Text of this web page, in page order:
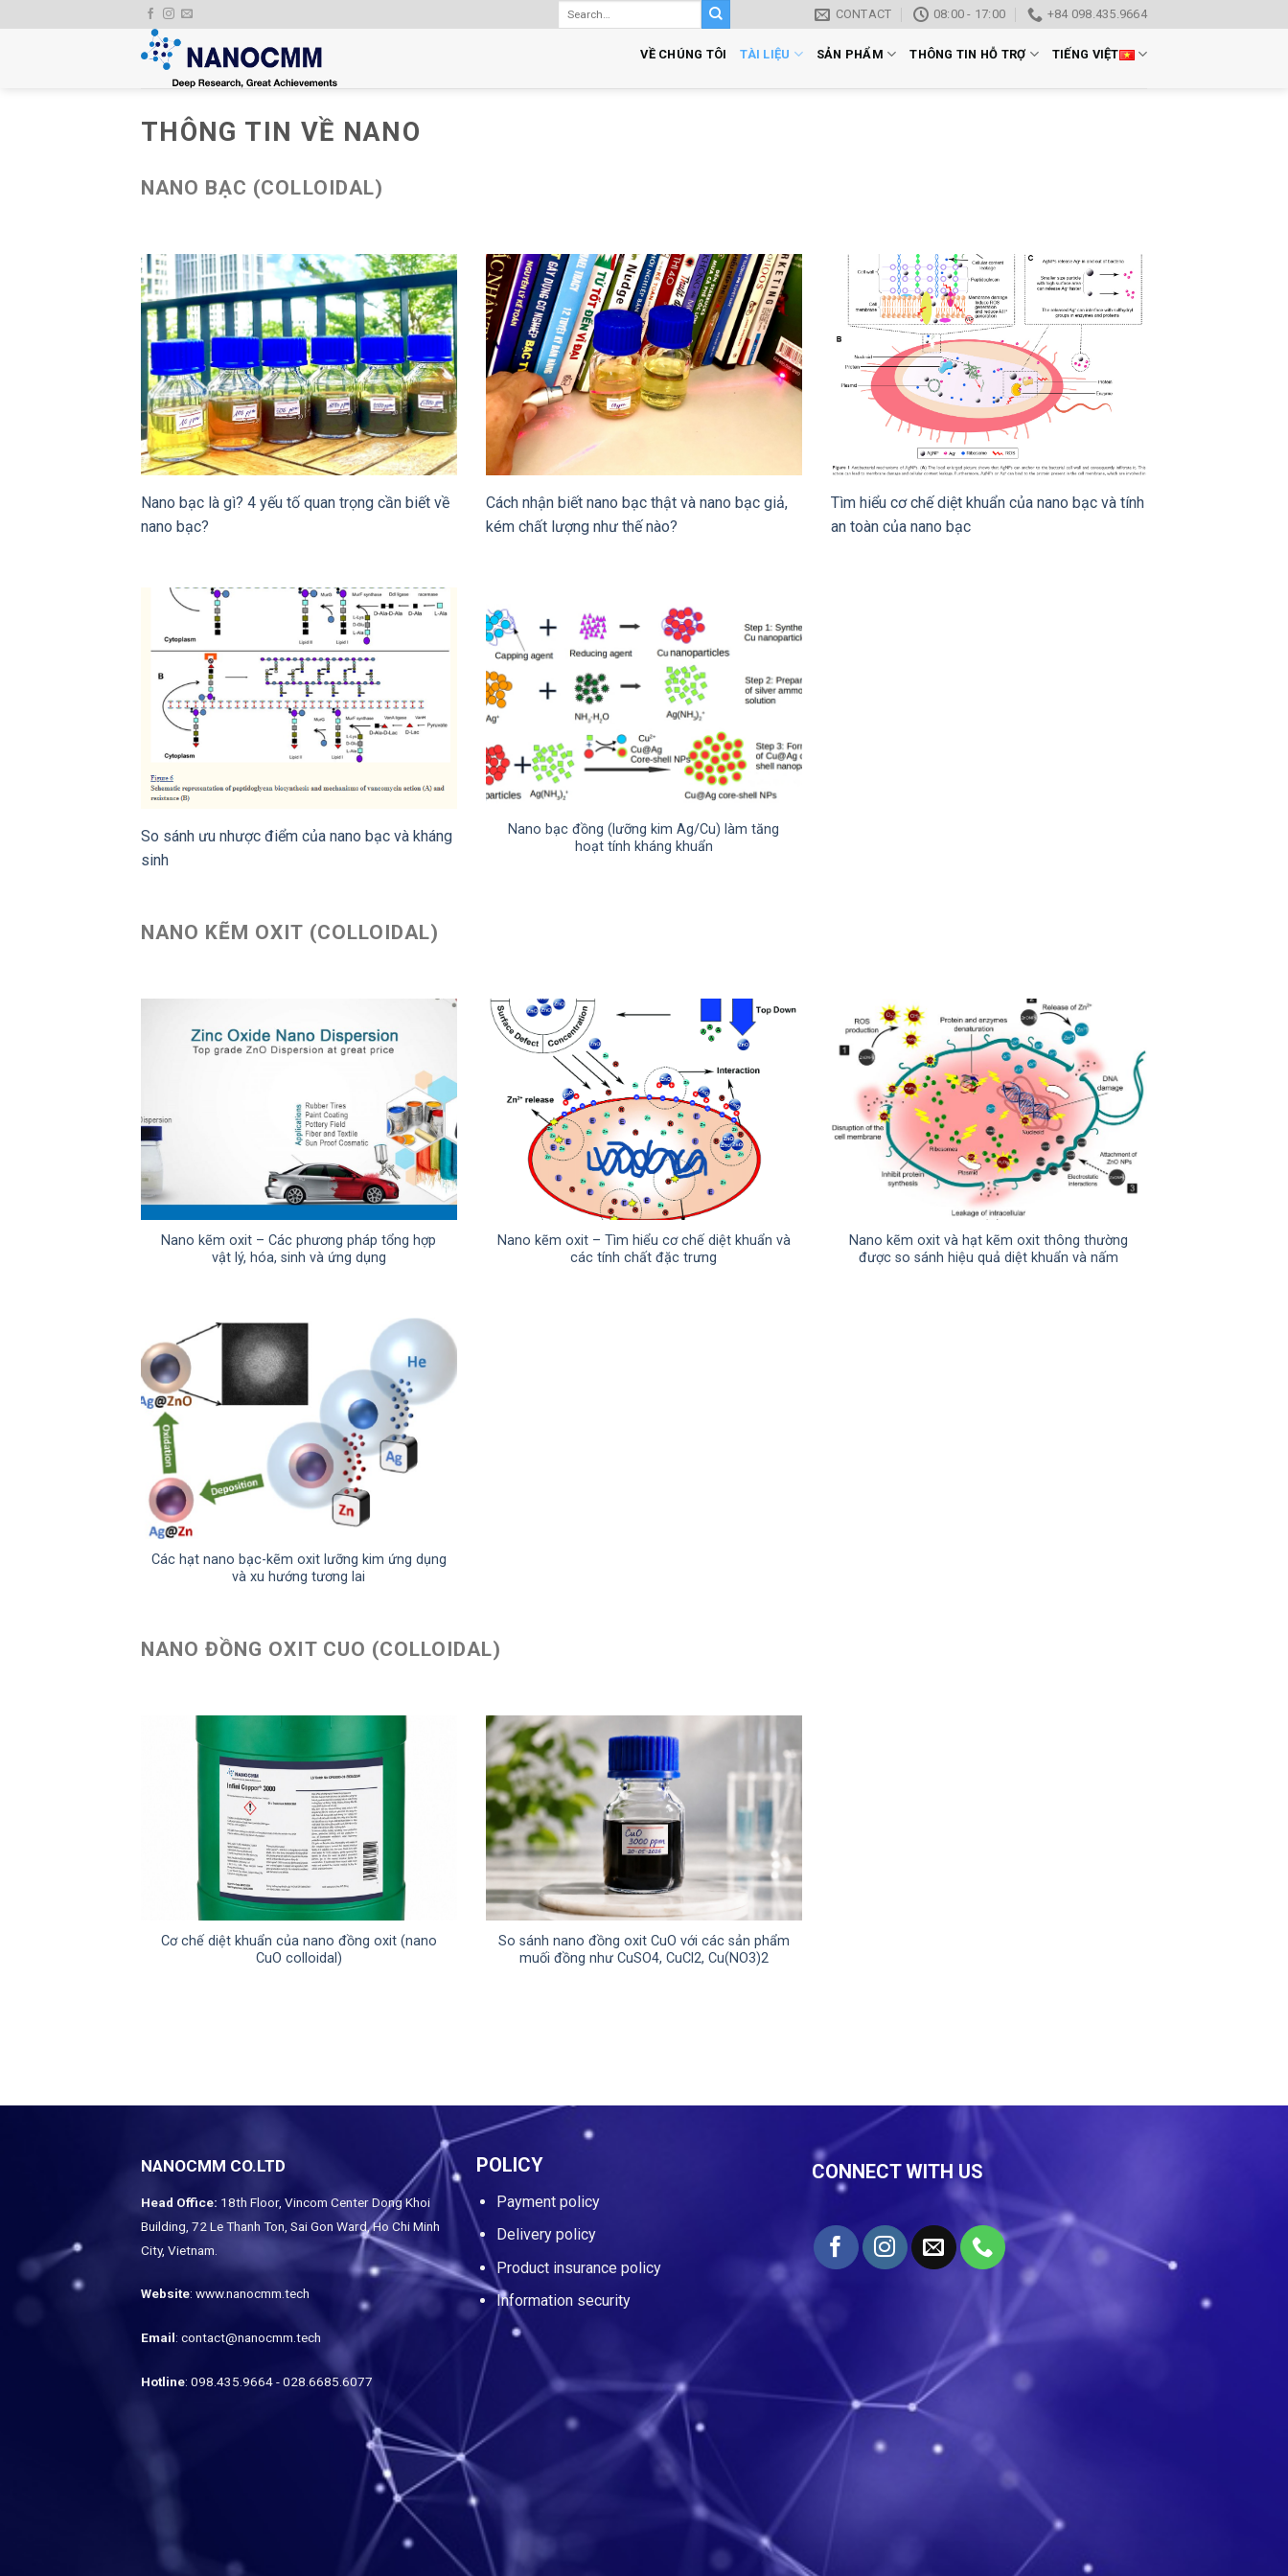
to
CONTACT 08:00 - 17:00 +84 098.435.9664
VỀ CHÚNG TÔI TÀI LIỆU SẢN PHẨM THÔNG TIN HỖ TRỢ TIẾNG VIỆT
THÔNG TIN VỀ NANO
NANO BẠC (COLLOIDAL)
Nano bạc là gì? 4 yếu tố quan trọng cần biết về
nano bạc?
Cách nhận biết nano bạc thật và nano bạc giả,
kém chất lượng như thế nào?
Tìm hiểu cơ chế diệt khuẩn của nano bạc và tính
an toàn của nano bạc
So sánh ưu nhược điểm của nano bạc và kháng
sinh
Nano bạc đồng (lưỡng kim Ag/Cu) làm tăng
hoạt tính kháng khuẩn
NANO KẼM OXIT (COLLOIDAL)
Nano kẽm oxit – Các phương pháp tổng hợp
vật lý, hóa, sinh và ứng dụng
Nano kẽm oxit – Tìm hiểu cơ chế diệt khuẩn và
các tính chất đặc trưng
Nano kẽm oxit và hạt kẽm oxit thông thường
được so sánh hiệu quả diệt khuẩn và nấm
Các hạt nano bạc-kẽm oxit lưỡng kim ứng dụng
và xu hướng tương lai
NANO ĐỒNG OXIT CUO (COLLOIDAL)
Cơ chế diệt khuẩn của nano đồng oxit (nano
CuO colloidal)
So sánh nano đồng oxit CuO với các sản phẩm
muối đồng như CuSO4, CuCl2, Cu(NO3)2
NANOCMM CO.LTD
Head Office: 18th Floor, Vincom Center Dong Khoi
Building, 72 Le Thanh Ton, Sai Gon Ward, Ho Chi Minh
City, Vietnam.
Website: www.nanocmm.tech
Email: contact@nanocmm.tech
Hotline: 098.435.9664 - 028.6685.6077
POLICY
Payment policy
Delivery policy
Product insurance policy
Information security
CONNECT WITH US